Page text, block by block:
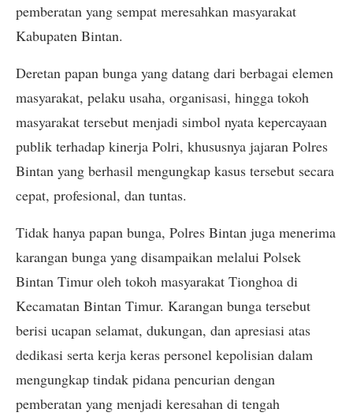
pemberatan yang sempat meresahkan masyarakat
Kabupaten Bintan.
Deretan papan bunga yang datang dari berbagai elemen
masyarakat, pelaku usaha, organisasi, hingga tokoh
masyarakat tersebut menjadi simbol nyata kepercayaan
publik terhadap kinerja Polri, khususnya jajaran Polres
Bintan yang berhasil mengungkap kasus tersebut secara
cepat, profesional, dan tuntas.
Tidak hanya papan bunga, Polres Bintan juga menerima
karangan bunga yang disampaikan melalui Polsek
Bintan Timur oleh tokoh masyarakat Tionghoa di
Kecamatan Bintan Timur. Karangan bunga tersebut
berisi ucapan selamat, dukungan, dan apresiasi atas
dedikasi serta kerja keras personel kepolisian dalam
mengungkap tindak pidana pencurian dengan
pemberatan yang menjadi keresahan di tengah